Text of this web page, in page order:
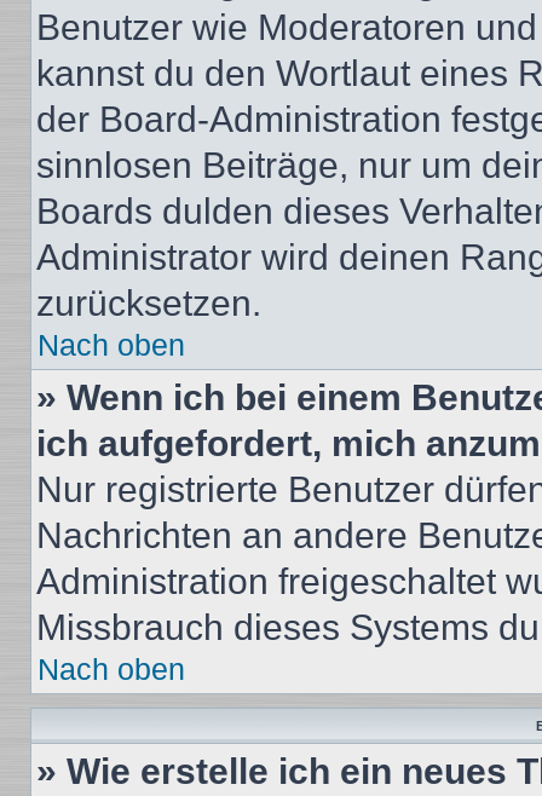
Benutzer wie Moderatoren
kannst du den Wortlaut eines
der Board-Administration
sinnlosen Beiträge, nur um
Boards dulden dieses
Administrator wird deinen
zurücksetzen.
Nach oben
» Wenn ich bei einem
ich aufgefordert, mich
Nur registrierte Benutzer
Nachrichten an andere
Administration freigeschaltet
Missbrauch dieses Systems
Nach oben
» Wie erstelle ich ein neues